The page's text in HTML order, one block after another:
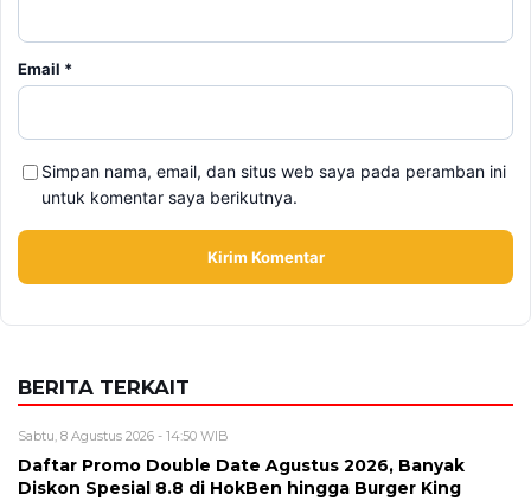
Email *
Simpan nama, email, dan situs web saya pada peramban ini
untuk komentar saya berikutnya.
BERITA TERKAIT
Sabtu, 8 Agustus 2026 - 14:50 WIB
Daftar Promo Double Date Agustus 2026, Banyak
Diskon Spesial 8.8 di HokBen hingga Burger King ‎